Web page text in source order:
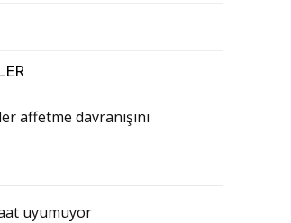
affetme davranışını
uyumuyor